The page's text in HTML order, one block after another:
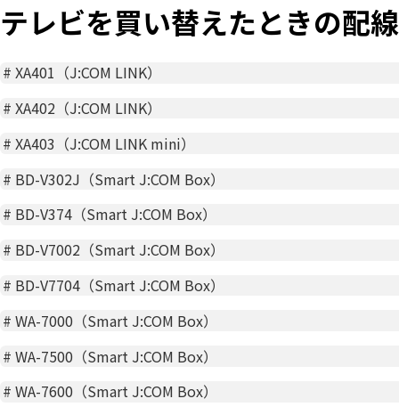
テレビを買い替えたときの配
#XA401（J:COM LINK）
#XA402（J:COM LINK）
#XA403（J:COM LINK mini）
# BD-V302J（Smart J:COM Box）
# BD-V374（Smart J:COM Box）
# BD-V7002（Smart J:COM Box）
# BD-V7704（Smart J:COM Box）
#WA-7000（Smart J:COM Box）
#WA-7500（Smart J:COM Box）
#WA-7600（Smart J:COM Box）